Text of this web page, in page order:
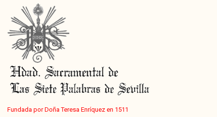
Fundada por Doña Teresa Enríquez en 1511